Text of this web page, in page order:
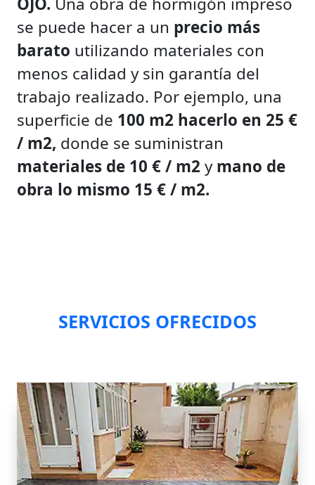
se puede hacer a un precio más
barato utilizando materiales con
menos calidad y sin garantía del
trabajo realizado. Por ejemplo, una
superficie de 100 m2 hacerlo en 25 €
/ m2, donde se suministran
materiales de 10 € / m2 ymano de
obra lo mismo 15 € / m2.
SERVICIOS OFRECIDOS